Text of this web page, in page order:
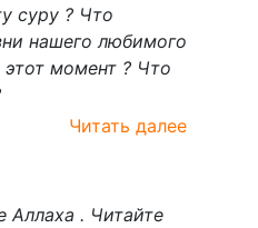
суру ? Что
нашего любимого
момент ? Что
Читать далее
Аллаха . Читайте